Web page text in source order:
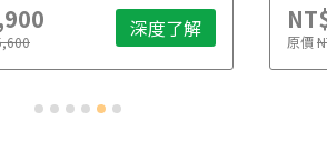
深度了解 原價